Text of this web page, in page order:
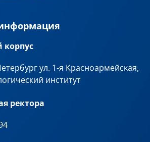
корпус
ул. 1-я Красноармейская,
институт
ректора